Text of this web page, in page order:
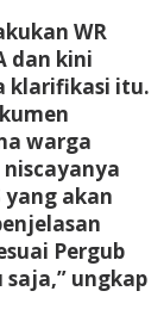
WR
dan kini
klarifikasi itu.
warga
yang akan
Pergub
saja,” ungkap